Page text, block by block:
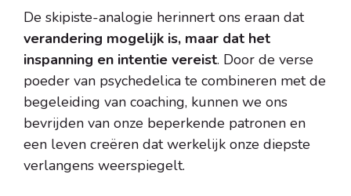
De skipiste-analogie herinnert ons eraan dat
verandering mogelijk is, maar dat het
inspanning en intentie vereist. Door de verse
poeder van psychedelica te combineren met de
begeleiding van coaching, kunnen we ons
bevrijden van onze beperkende patronen en
een leven creëren dat werkelijk onze diepste
verlangens weerspiegelt.